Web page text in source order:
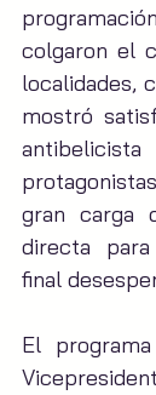
colgaron el
localidades,
mostró
gran carga
directa
final
El